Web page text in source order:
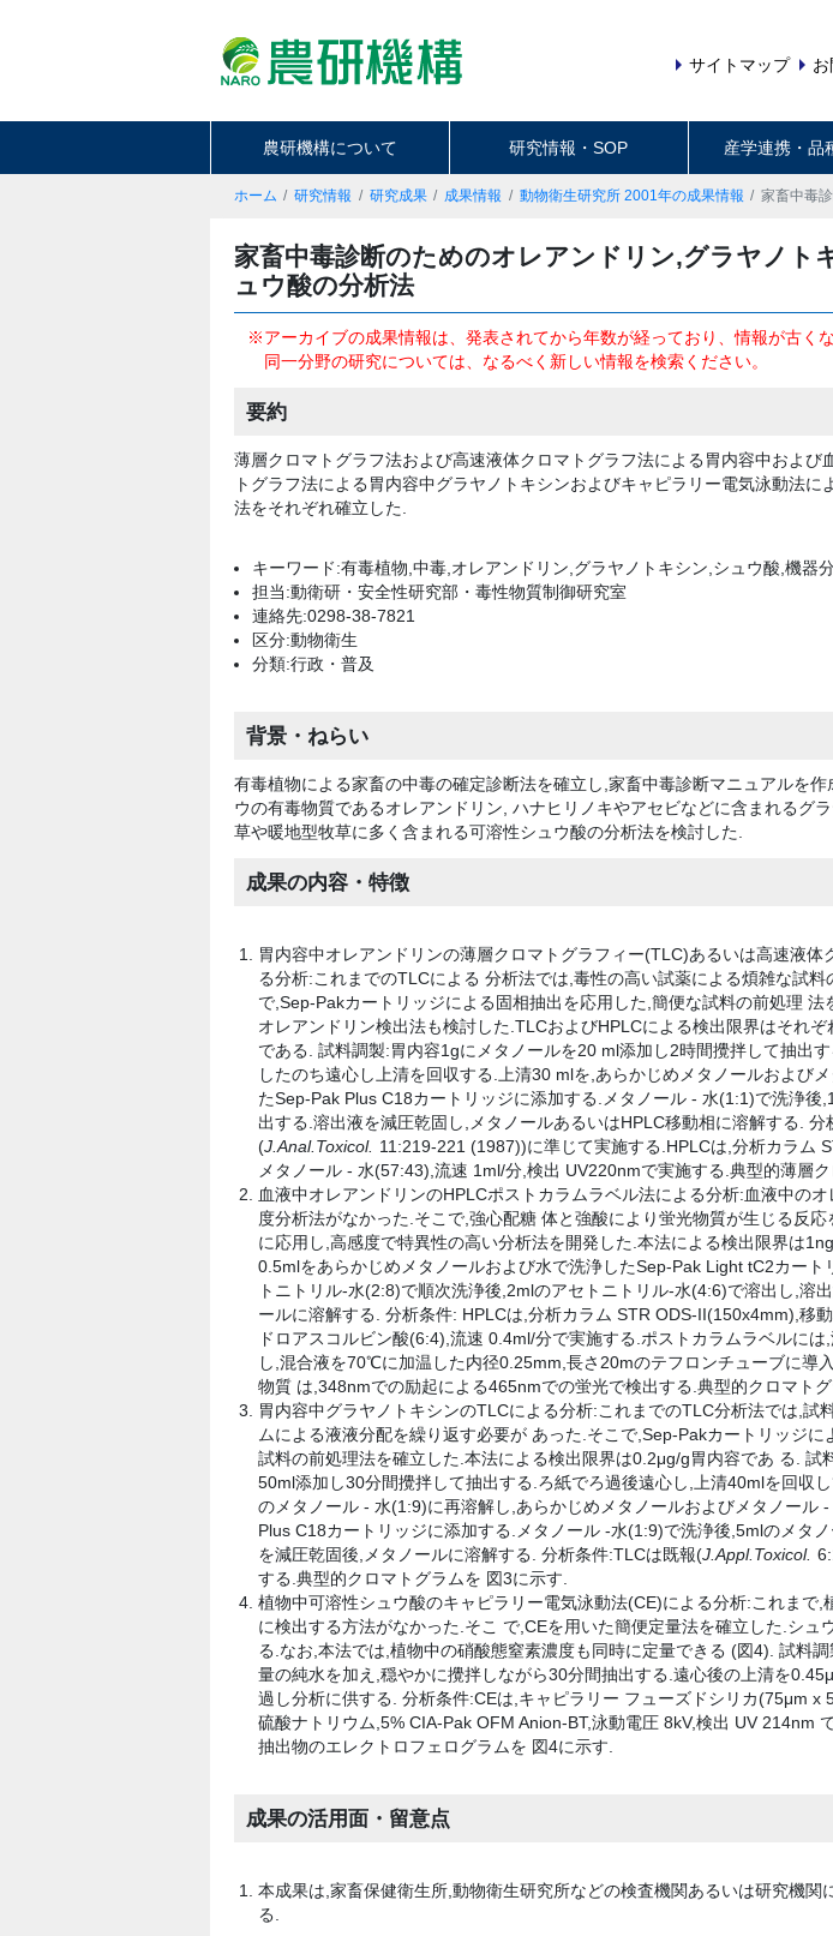
サイトマップ
農研機構について 研究情報・SOP 産学連携・品
ホーム 研究情報 研究成果 成果情報 動物衛生研究所 2001年の成果情報 家畜中毒
家畜中毒診断のためのオレアンドリン,グラヤノト
ュウ酸の分析法
※アーカイブの成果情報は、発表されてから年数が経っており、情報が古くな
同一分野の研究については、なるべく新しい情報を検索ください。
要約
薄層クロマトグラフ法および高速液体クロマトグラフ法による胃内容中および
トグラフ法による胃内容中グラヤノトキシンおよびキャピラリー電気泳動法に
法をそれぞれ確立した.
キーワード:有毒植物,中毒,オレアンドリン,グラヤノトキシン,シュウ酸,機器
担当:動衛研・安全性研究部・毒性物質制御研究室
連絡先:0298-38-7821
区分:動物衛生
分類:行政・普及
背景・ねらい
有毒植物による家畜の中毒の確定診断法を確立し,家畜中毒診断マニュアルを
ウの有毒物質であるオレアンドリン, ハナヒリノキやアセビなどに含まれるグ
草や暖地型牧草に多く含まれる可溶性シュウ酸の分析法を検討した.
成果の内容・特徴
胃内容中オレアンドリンの薄層クロマトグラフィー(TLC)あるいは高速液体
る分析:これまでのTLCによる 分析法では,毒性の高い試薬による煩雑な試料
で,Sep-Pakカートリッジによる固相抽出を応用した,簡便な試料の前処理 法
オレアンドリン検出法も検討した.TLCおよびHPLCによる検出限界はそれ
である. 試料調製:胃内容1gにメタノールを20 ml添加し2時間攪拌して抽出
したのち遠心し上清を回収する.上清30 mlを,あらかじめメタノールおよび
たSep-Pak Plus C18カートリッジに添加する.メタノール - 水(1:1)で洗浄後
出する.溶出液を減圧乾固し,メタノールあるいはHPLC移動相に溶解する. 分
(J.Anal.Toxicol. 11:219-221 (1987))に準じて実施する.HPLCは,分析カラム
メタノール - 水(57:43),流速 1ml/分,検出 UV220nmで実施する.典型的薄層
血液中オレアンドリンのHPLCポストカラムラベル法による分析:血液中の
度分析法がなかった.そこで,強心配糖 体と強酸により蛍光物質が生じる反
に応用し,高感度で特異性の高い分析法を開発した.本法による検出限界は
0.5mlをあらかじめメタノールおよび水で洗浄したSep-Pak Light tC2カート
トニトリル-水(2:8)で順次洗浄後,2mlのアセトニトリル-水(4:6)で溶出し,溶
ールに溶解する. 分析条件: HPLCは,分析カラム STR ODS-II(150x4mm),移
ドロアスコルビン酸(6:4),流速 0.4ml/分で実施する.ポストカラムラベルに
し,混合液を70℃に加温した内径0.25mm,長さ20mのテフロンチューブに導
物質 は,348nmでの励起による465nmでの蛍光で検出する.典型的クロマトグ
胃内容中グラヤノトキシンのTLCによる分析:これまでのTLC分析法では,試
ムによる液液分配を繰り返す必要が あった.そこで,Sep-Pakカートリッジ
試料の前処理法を確立した.本法による検出限界は0.2μg/g胃内容であ る. 試
50ml添加し30分間攪拌して抽出する.ろ紙でろ過後遠心し,上清40mlを回収
のメタノール - 水(1:9)に再溶解し,あらかじめメタノールおよびメタノール
Plus C18カートリッジに添加する.メタノール -水(1:9)で洗浄後,5mlのメタ
を減圧乾固後,メタノールに溶解する. 分析条件:TLCは既報(J.Appl.Toxicol.
する.典型的クロマトグラムを 図3に示す.
植物中可溶性シュウ酸のキャピラリー電気泳動法(CE)による分析:これまで,
に検出する方法がなかった.そこ で,CEを用いた簡便定量法を確立した.シュ
る.なお,本法では,植物中の硝酸態窒素濃度も同時に定量できる (図4). 試料
量の純水を加え,穏やかに攪拌しながら30分間抽出する.遠心後の上清を
過し分析に供する. 分析条件:CEは,キャピラリー フューズドシリカ(75μm x
硫酸ナトリウム,5% CIA-Pak OFM Anion-BT,泳動電圧 8kV,検出 UV 214nm
抽出物のエレクトロフェログラムを 図4に示す.
成果の活用面・留意点
本成果は,家畜保健衛生所,動物衛生研究所などの検査機関あるいは研究機関
る.